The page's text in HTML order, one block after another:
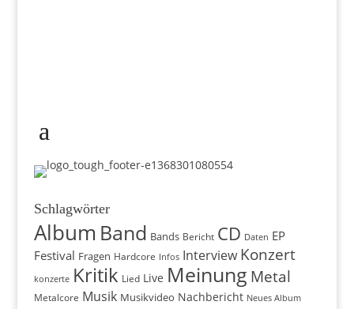
Schlagwörter
Album Band Bands Bericht CD Daten EP
Festival Fragen Hardcore Infos Interview Konzert
konzerte Kritik Lied Live Meinung Metal
Metalcore Musik Musikvideo Nachbericht Neues Album